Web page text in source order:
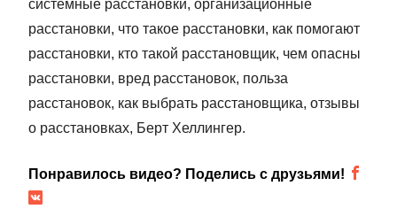
системные расстановки, организационные
расстановки, что такое расстановки, как помогают
расстановки, кто такой расстановщик, чем опасны
расстановки, вред расстановок, польза
расстановок, как выбрать расстановщика, отзывы
о расстановках, Берт Хеллингер.
Понравилось видео? Поделись с друзьями!